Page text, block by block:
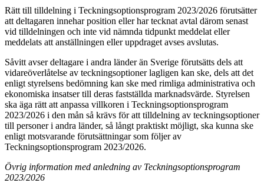
Rätt till tilldelning i Teckningsoptionsprogram 2023/2026 förutsätter
att deltagaren innehar position eller har tecknat avtal därom senast
vid tilldelningen och inte vid nämnda tidpunkt meddelat eller
meddelats att anställningen eller uppdraget avses avslutas.
Såvitt avser deltagare i andra länder än Sverige förutsätts dels att
vidareöverlåtelse av teckningsoptioner lagligen kan ske, dels att det
enligt styrelsens bedömning kan ske med rimliga administrativa och
ekonomiska insatser till deras fastställda marknadsvärde. Styrelsen
ska äga rätt att anpassa villkoren i Teckningsoptionsprogram
2023/2026 i den mån så krävs för att tilldelning av teckningsoptioner
till personer i andra länder, så långt praktiskt möjligt, ska kunna ske
enligt motsvarande förutsättningar som följer av
Teckningsoptionsprogram 2023/2026.
Övrig information med anledning av Teckningsoptionsprogram
2023/2026